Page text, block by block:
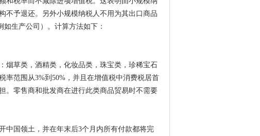
不予退还。另外小规模纳税人不用为其出口商品
生产公司）。计算方法如下：
烟草类，酒精类，化妆品类，珠宝类，珍稀宝石
率范围从3%到50%，并且在增值税中消费税居首
。零售商和批发商在进行此类商品贸易时不需要
中国领土，并在年末后3个月内所有付款都将完